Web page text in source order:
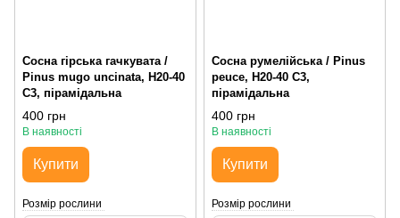
Сосна гірська гачкувата /
Pinus mugo uncinata, H20-40
С3, пірамідальна
400 грн
В наявності
Купити
Розмір рослини
Сосна румелійська / Pinus
peuce, H20-40 С3,
пірамідальна
400 грн
В наявності
Купити
Розмір рослини